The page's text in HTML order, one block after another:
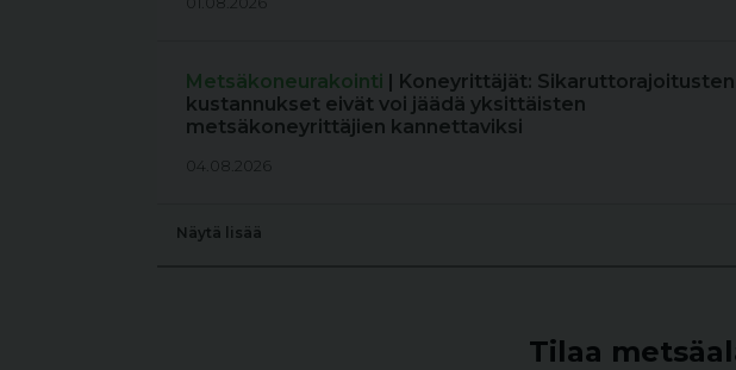
Metsäkoneurakointi | Koneyrittäjät: Sikaruttorajoitusten
kustannukset eivät voi jäädä yksittäisten
metsäkoneyrittäjien kannettaviksi
04.08.2026
Näytä lisää
Tilaa